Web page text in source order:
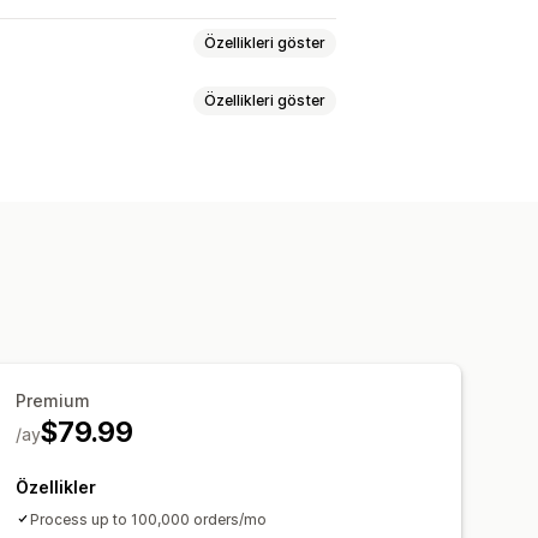
Özellikleri göster
Özellikleri göster
Premium
$79.99
/ay
Özellikler
Process up to 100,000 orders/mo